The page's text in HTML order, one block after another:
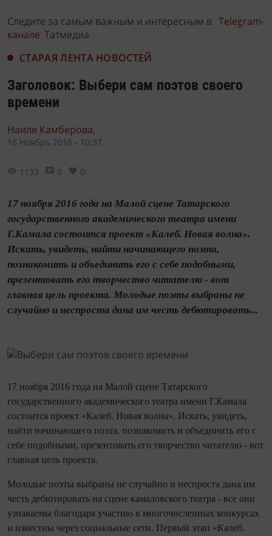
Следите за самым важным и интересным в Telegram-
канале Татмедиа
СТАРАЯ ЛЕНТА НОВОСТЕЙ
Заголовок: Выбери сам поэтов своего
времени
Наиля Камберова,
16 Ноябрь 2016 - 10:37
1133 0 0
17 ноября 2016 года на Малой сцене Татарского
государственного академического театра имени
Г.Камала состоится проект «Калеб. Новая волна».
Искать, увидеть, найти начинающего поэта,
познакомить и объединить его с себе подобными,
презентовать его творчество читателю - вот
главная цель проекта. Молодые поэты выбраны не
случайно и неспроста дана им честь дебютировать...
17 ноября 2016 года на Малой сцене Татарского
государственного академического театра имени Г.Камала
состоится проект «Калеб. Новая волна». Искать, увидеть,
найти начинающего поэта, познакомить и объединить его с
себе подобными, презентовать его творчество читателю - вот
главная цель проекта.
Молодые поэты выбраны не случайно и неспроста дана им
честь дебютировать на сцене камаловского театра - все они
узнаваемы благодаря участию в многочисленных конкурсах
и известны через социальные сети. Первый этап «Калеб.